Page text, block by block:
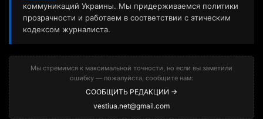
коммуникаций Украины. Мы придерживаемся политики
прозрачности и работаем в соответствии с этическим
кодексом журналиста.
Мы стремимся к максимальной точности, но если вы заметили
ошибку — пожалуйста, сообщите нам:
СООБЩИТЬ РЕДАКЦИИ →
vestiua.net@gmail.com